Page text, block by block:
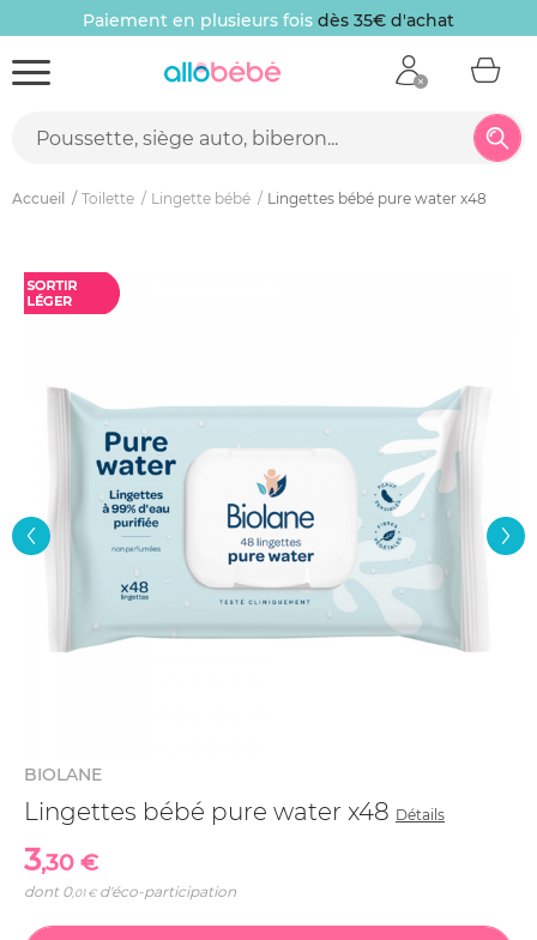
Paiement en plusieurs fois dès 35€ d'achat
Accueil Toilette Lingette bébé Lingettes bébé pure water x48
BIOLANE
Lingettes bébé pure water x48 Détails
3,30 €
dont 0,01 €d'éco-participation